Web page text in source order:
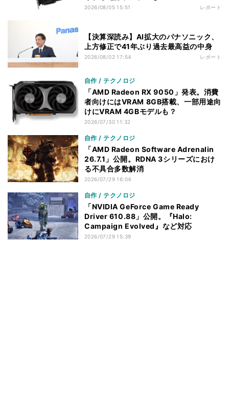
2026/08/05 15:51 レポート
【決算深読み】AI拡大のパナソニック、
上方修正で41年ぶり過去最高益の中身
2026/08/02 17:54 レポート
自作 / テクノロジ
「AMD Radeon RX 9050」発表。消費
者向けにはVRAM 8GB搭載、一部用途向
けにVRAM 4GBモデルも？
2026/07/30 11:32
自作 / テクノロジ
「AMD Radeon Software Adrenalin
26.7.1」公開。RDNA 3シリーズにおけ
る不具合多数解消
2026/07/29 16:04
自作 / テクノロジ
「NVIDIA GeForce Game Ready
Driver 610.88」公開。『Halo:
Campaign Evolved』など対応
2026/07/29 15:39